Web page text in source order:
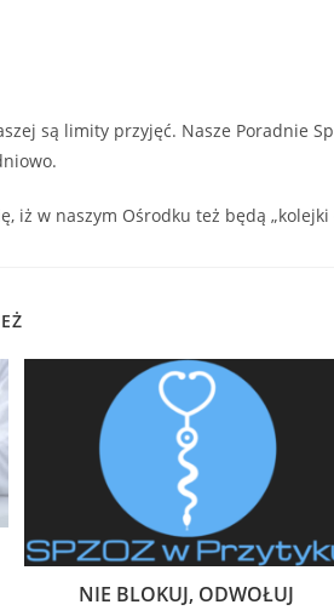
są limity przyjęć. Nasze Poradnie
iż w naszym Ośrodku też będą „kolejki
NIE BLOKUJ, ODWOŁUJ